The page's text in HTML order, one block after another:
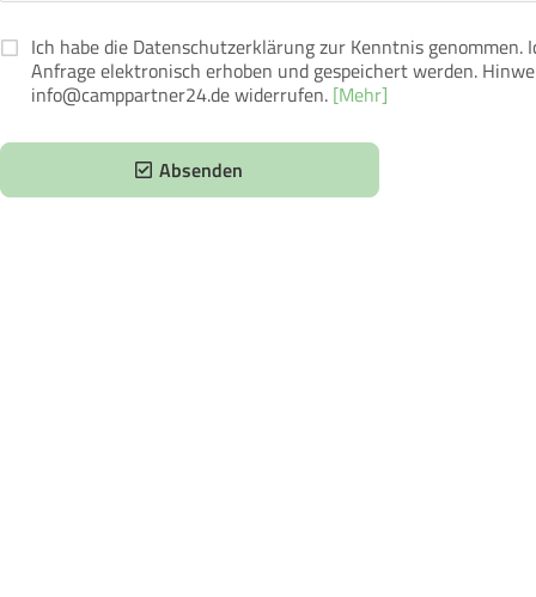
Ich habe die Datenschutzerklärung zur Kenntnis
Anfrage elektronisch erhoben und gespeichert werden.
info@camppartner24.de widerrufen. [Mehr]
Absenden